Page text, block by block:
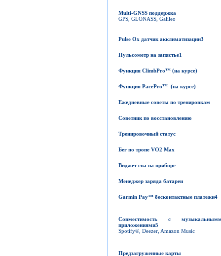
Multi-GNSS поддержка
GPS, GLONASS, Galileo
Pulse Ox датчик акклиматизации3
Пульсометр на запястье1
Функция ClimbPro™ (на курсе)
Функция PacePro™ (на курсе)
Ежедневные советы по тренировкам
Советник по восстановлению
Тренировочный статус
Бег по тропе VO2 Max
Виджет сна на приборе
Менеджер заряда батареи
Garmin Pay™ бесконтактные платежи4
Совместимость с
приложениями5
Spotify®, Deezer, Amazon Music
Предзагруженные карты